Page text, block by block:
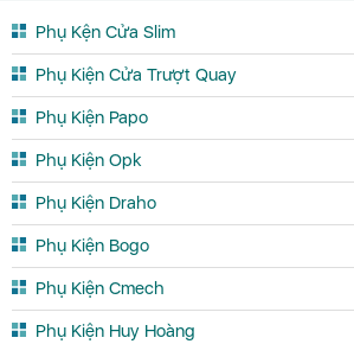
Phụ Kện Cửa Slim
Phụ Kiện Cửa Trượt Quay
Phụ Kiện Papo
Phụ Kiện Opk
Phụ Kiện Draho
Phụ Kiện Bogo
Phụ Kiện Cmech
Phụ Kiện Huy Hoàng